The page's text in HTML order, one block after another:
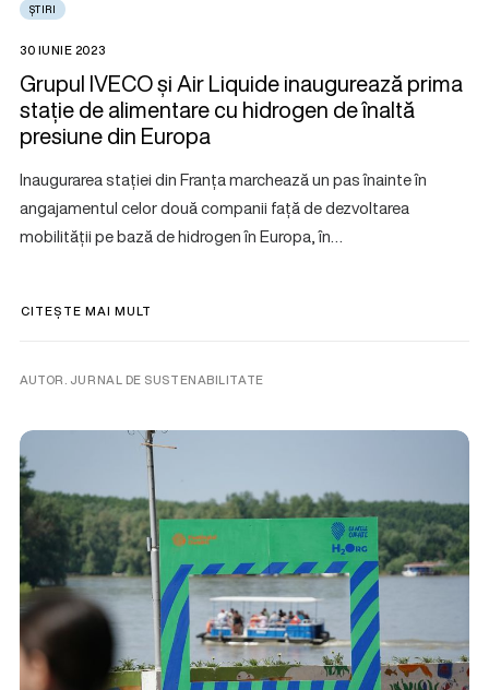
ȘTIRI
30 IUNIE 2023
Grupul IVECO și Air Liquide inaugurează prima
stație de alimentare cu hidrogen de înaltă
presiune din Europa
Inaugurarea stației din Franța marchează un pas înainte în
angajamentul celor două companii față de dezvoltarea
mobilității pe bază de hidrogen în Europa, în…
CITEȘTE MAI MULT
AUTOR. JURNAL DE SUSTENABILITATE